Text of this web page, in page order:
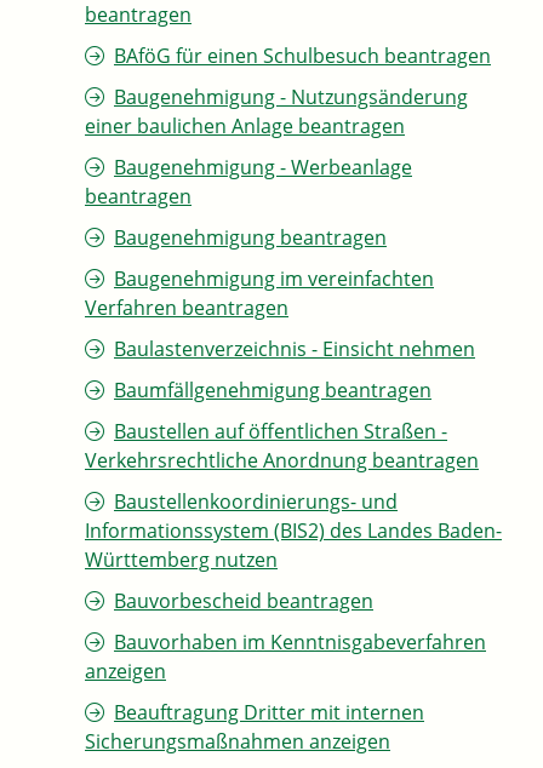
beantragen
BAföG für einen Schulbesuch beantragen
Baugenehmigung - Nutzungsänderung
einer baulichen Anlage beantragen
Baugenehmigung - Werbeanlage
beantragen
Baugenehmigung beantragen
Baugenehmigung im vereinfachten
Verfahren beantragen
Baulastenverzeichnis - Einsicht nehmen
Baumfällgenehmigung beantragen
Baustellen auf öffentlichen Straßen -
Verkehrsrechtliche Anordnung beantragen
Baustellenkoordinierungs- und
Informationssystem (BIS2) des Landes Baden-
Württemberg nutzen
Bauvorbescheid beantragen
Bauvorhaben im Kenntnisgabeverfahren
anzeigen
Beauftragung Dritter mit internen
Sicherungsmaßnahmen anzeigen